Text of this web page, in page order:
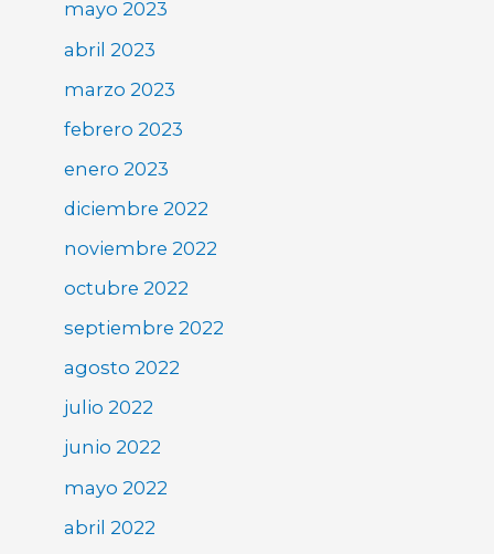
mayo 2023
abril 2023
marzo 2023
febrero 2023
enero 2023
diciembre 2022
noviembre 2022
octubre 2022
septiembre 2022
agosto 2022
julio 2022
junio 2022
mayo 2022
abril 2022